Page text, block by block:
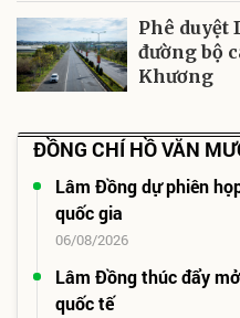
Phê duyệt
đường bộ
Khương
ĐỒNG CHÍ HỒ VĂN
Lâm Đồng dự phiên
quốc gia
06/08/2026
Lâm Đồng thúc đẩy
quốc tế